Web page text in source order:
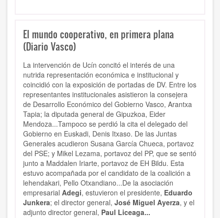
El mundo cooperativo, en primera plana
(Diario Vasco)
La intervención de Ucín concitó el interés de una
nutrida representación económica e institucional y
coincidió con la exposición de portadas de DV. Entre los
representantes institucionales asistieron la consejera
de Desarrollo Económico del Gobierno Vasco, Arantxa
Tapia; la diputada general de Gipuzkoa, Eider
Mendoza...Tampoco se perdió la cita el delegado del
Gobierno en Euskadi, Denis Itxaso. De las Juntas
Generales acudieron Susana García Chueca, portavoz
del PSE; y Mikel Lezama, portavoz del PP, que se sentó
junto a Maddalen Iriarte, portavoz de EH Bildu. Esta
estuvo acompañada por el candidato de la coalición a
lehendakari, Pello Otxandiano...De la asociación
empresarial Adegi, estuvieron el presidente, Eduardo
Junkera; el director general, José Miguel Ayerza, y el
adjunto director general, Paul Liceaga...